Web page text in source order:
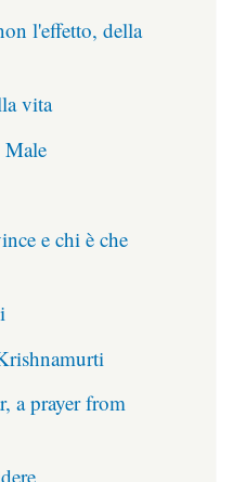
l'effetto, della
vita
e chi è che
a prayer from